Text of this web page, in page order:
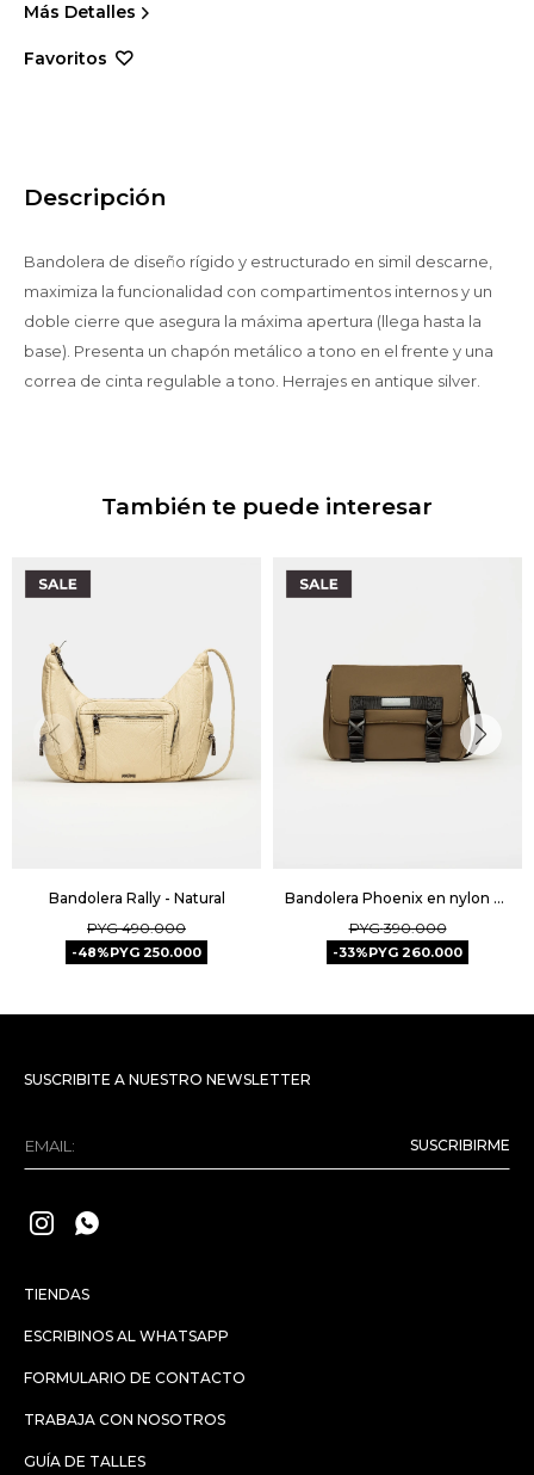
Más Detalles
Descripción
Bandolera de diseño rígido y estructurado en simil descarne,
maximiza la funcionalidad con compartimentos internos y un
doble cierre que asegura la máxima apertura (llega hasta la
base). Presenta un chapón metálico a tono en el frente y una
correa de cinta regulable a tono. Herrajes en antique silver.
También te puede interesar
Bandolera Rally - Natural
PYG 490.000
48 PYG 250.000
Bandolera Phoenix en nylon Unisex - Verde
PYG 390.000
33 PYG 260.000
TIENDAS
ESCRIBINOS AL WHATSAPP
FORMULARIO DE CONTACTO
TRABAJA CON NOSOTROS
GUÍA DE TALLES
SUSCRIBITE A NUESTRO NEWSLETTER
SUSCRIBIRME
 